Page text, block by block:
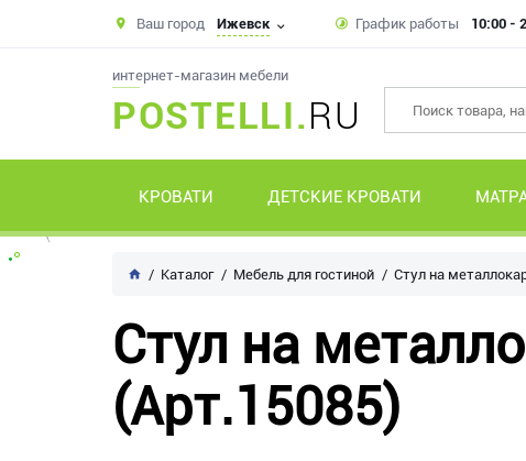
Ваш город Ижевск График работы 10:00 -
интернет-магазин мебели
POSTELLI.RU
КРОВАТИ ДЕТСКИЕ КРОВАТИ
Каталог Мебель для гостиной Стул на
Стул на
(Арт.15085)